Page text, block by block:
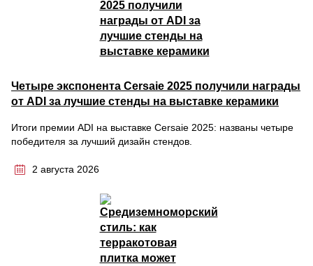
Четыре экспонента Cersaie 2025 получили награды
от ADI за лучшие стенды на выставке керамики
Итоги премии ADI на выставке Cersaie 2025: названы четыре
победителя за лучший дизайн стендов.
2 августа 2026